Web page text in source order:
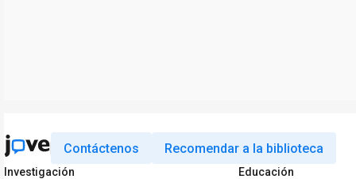
Contáctenos Recomendar a la biblioteca
Investigación
Educación